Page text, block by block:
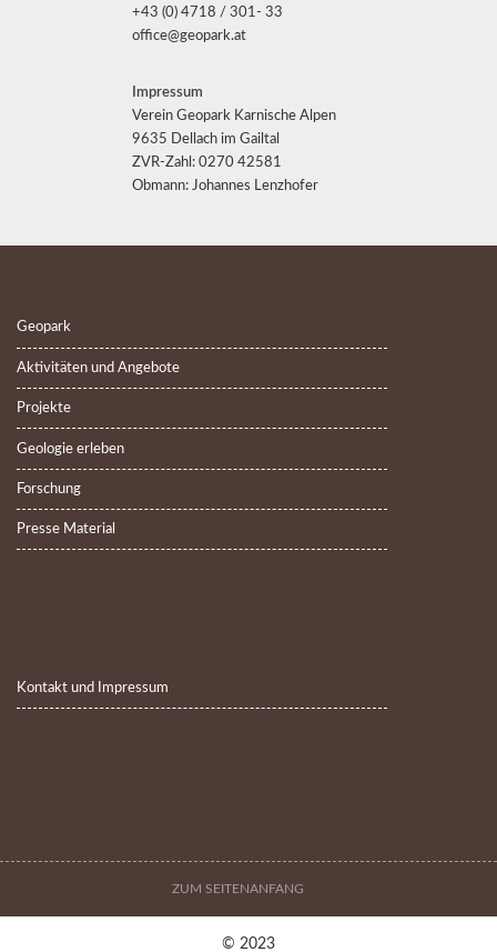
+43 (0) 4718 / 301- 33
office@geopark.at
Impressum
Verein Geopark Karnische Alpen
9635 Dellach im Gailtal
ZVR-Zahl: 0270 42581
Obmann: Johannes Lenzhofer
Geopark
Aktivitäten und Angebote
Projekte
Geologie erleben
Forschung
Presse Material
Kontakt und Impressum
ZUM SEITENANFANG
© 2023